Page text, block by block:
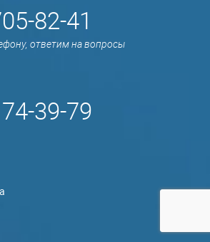
82-41
ответим на вопросы
39-79